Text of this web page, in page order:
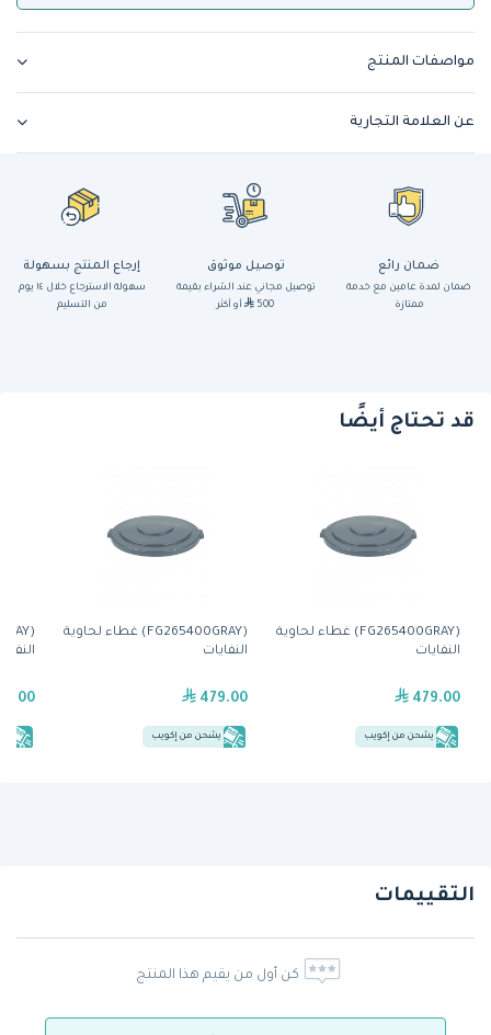
مواصفات المنتج
عن العلامة التجارية
ضمان رائع
ضمان لمدة عامين مع خدمة
ممتازة
توصيل موثوق
توصيل مجاني عند الشراء بقيمة
500
أو أكثر
إرجاع المنتج بسهولة
سهولة الاسترجاع خلال ١٤ يوم
من التسليم
قد تحتاج أيضًا
(FG265400GRAY) غطاء لحاوية
النفايات
479.00
يشحن من إكويب
(FG265400GRAY) غطاء لحاوية
النفايات
479.00
يشحن من إكويب
التقييمات
كن أول من يقيم هذا المنتج